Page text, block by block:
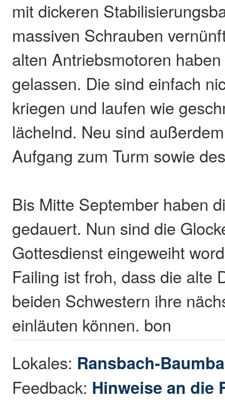
mit dickeren
massiven Schrauben
alten Antriebsmotoren
gelassen. Die sind einfach
kriegen und laufen wie
lächelnd. Neu sind
Aufgang zum Turm sowie
Bis Mitte September haben
gedauert. Nun sind die
Gottesdienst eingeweiht
Failing ist froh, dass die alte
beiden Schwestern ihre
einläuten können. bon
Lokales: Ransbach-
Feedback: Hinweise an die